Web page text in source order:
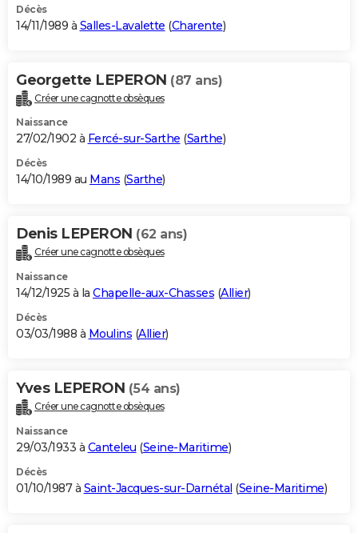
Décès
14/11/1989 à Salles-Lavalette (Charente)
Georgette LEPERON (87 ans)
Créer une cagnotte obsèques
Naissance
27/02/1902 à Fercé-sur-Sarthe (Sarthe)
Décès
14/10/1989 au Mans (Sarthe)
Denis LEPERON (62 ans)
Créer une cagnotte obsèques
Naissance
14/12/1925 à la Chapelle-aux-Chasses (Allier)
Décès
03/03/1988 à Moulins (Allier)
Yves LEPERON (54 ans)
Créer une cagnotte obsèques
Naissance
29/03/1933 à Canteleu (Seine-Maritime)
Décès
01/10/1987 à Saint-Jacques-sur-Darnétal (Seine-Maritime)